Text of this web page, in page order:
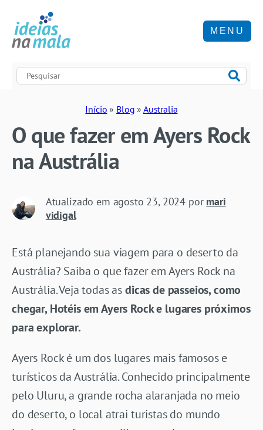
MENU
Início » Blog » Australia
O que fazer em Ayers Rock
na Austrália
Atualizado em agosto 23, 2024 por mari
vidigal
Está planejando sua viagem para o deserto da
Austrália? Saiba o que fazer em Ayers Rock na
Austrália. Veja todas asdicas de passeios, como
chegar, Hotéis em Ayers Rock e lugares próximos
para explorar.
Ayers Rock é um dos lugares mais famosos e
turísticos da Austrália. Conhecido principalmente
pelo Uluru, a grande rocha alaranjada no meio
do deserto, o local atrai turistas do mundo